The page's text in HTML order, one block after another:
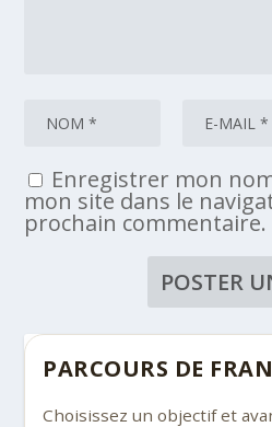
Enregistrer mon
mon site dans le
prochain commentaire.
PARCOURS DE
Choisissez un objectif et